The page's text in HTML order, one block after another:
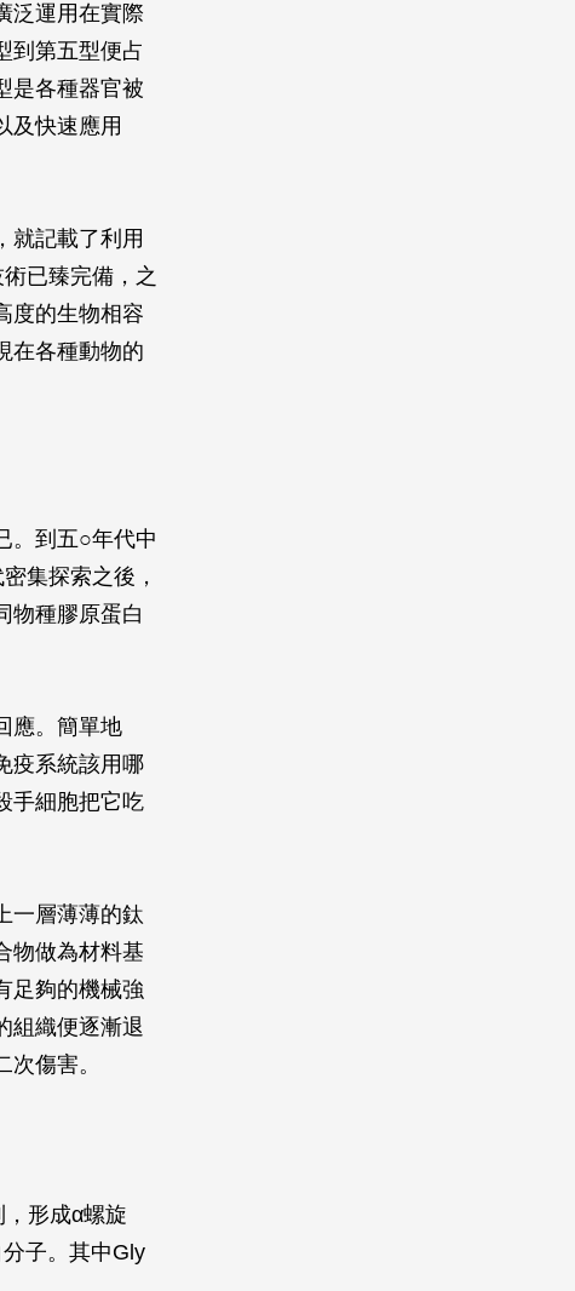
泛運用在實際
到第五型便占
是各種器官被
及快速應用
就記載了利用
已臻完備，之
度的生物相容
在各種動物的
。到五○年代中
集探索之後，
物種膠原蛋白
應。簡單地
疫系統該用哪
手細胞把它吃
一層薄薄的鈦
物做為材料基
足夠的機械強
組織便逐漸退
傷害。
形成α螺旋
子。其中Gly